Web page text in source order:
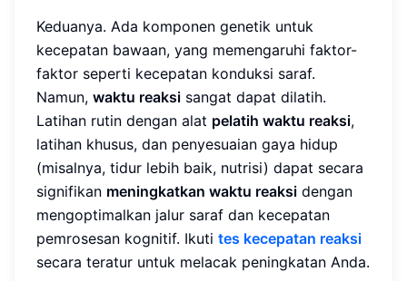
Keduanya. Ada komponen genetik untuk
kecepatan bawaan, yang memengaruhi faktor-
faktor seperti kecepatan konduksi saraf.
Namun, waktu reaksi sangat dapat dilatih.
Latihan rutin dengan alat pelatih waktu reaksi,
latihan khusus, dan penyesuaian gaya hidup
(misalnya, tidur lebih baik, nutrisi) dapat secara
signifikan meningkatkan waktu reaksi dengan
mengoptimalkan jalur saraf dan kecepatan
pemrosesan kognitif. Ikuti tes kecepatan reaksi
secara teratur untuk melacak peningkatan Anda.